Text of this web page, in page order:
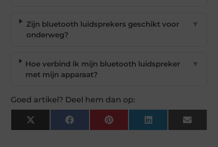
Zijn bluetooth luidsprekers geschikt voor
onderweg?
▼
Hoe verbind ik mijn bluetooth luidspreker
met mijn apparaat?
▼
Goed artikel? Deel hem dan op:
X
(Twitter)
FacebookPinterest LinkedIn Email